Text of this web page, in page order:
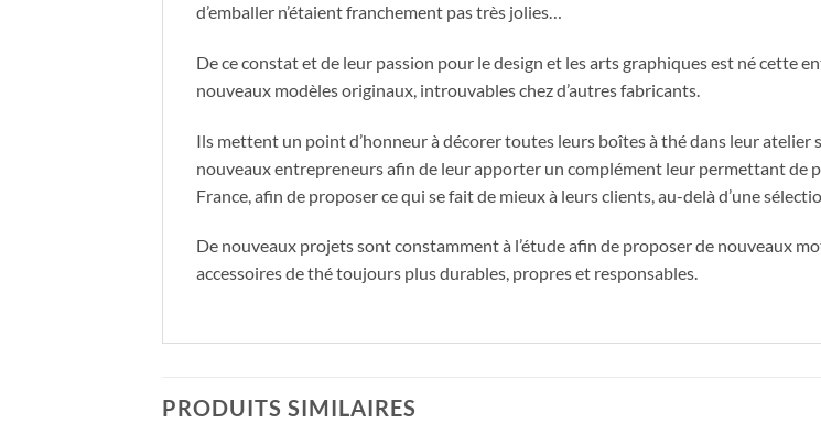
d’emballer n’étaient franchement pas très jolies…
De ce constat et de leur passion pour le design et les arts graphiques est né cette
nouveaux modèles originaux, introuvables chez d’autres fabricants.
Ils mettent un point d’honneur à décorer toutes leurs boîtes à thé dans leur
nouveaux entrepreneurs afin de leur apporter un complément leur permettant de
France, afin de proposer ce qui se fait de mieux à leurs clients, au-delà d’une
De nouveaux projets sont constamment à l’étude afin de proposer de nouveaux
accessoires de thé toujours plus durables, propres et responsables.
PRODUITS SIMILAIRES